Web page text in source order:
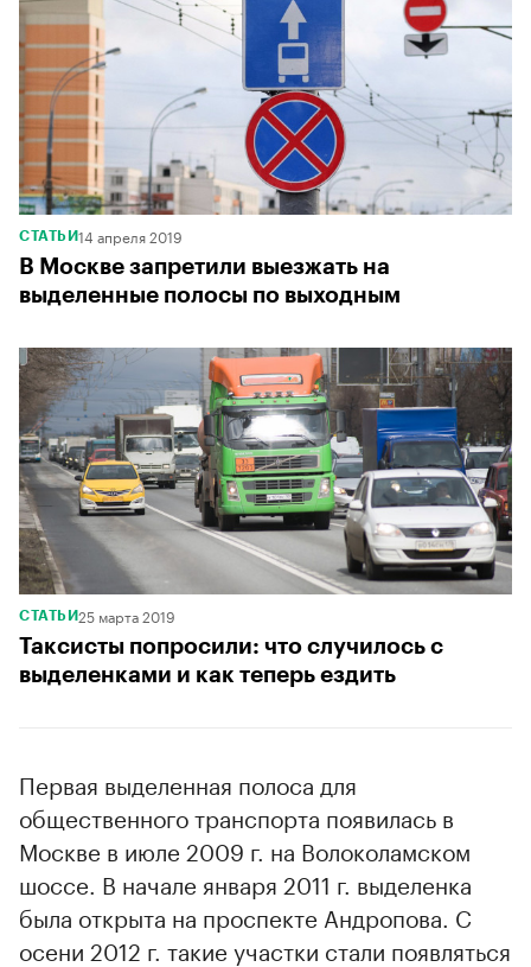
СТАТЬИ14 апреля 2019
В Москве запретили выезжать на
выделенные полосы по выходным
СТАТЬИ25 марта 2019
Таксисты попросили: что случилось с
выделенками и как теперь ездить
Первая выделенная полоса для
общественного транспорта появилась в
Москве в июле 2009 г. на Волоколамском
шоссе. В начале января 2011 г. выделенка
была открыта на проспекте Андропова. С
осени 2012 г. такие участки стали появляться